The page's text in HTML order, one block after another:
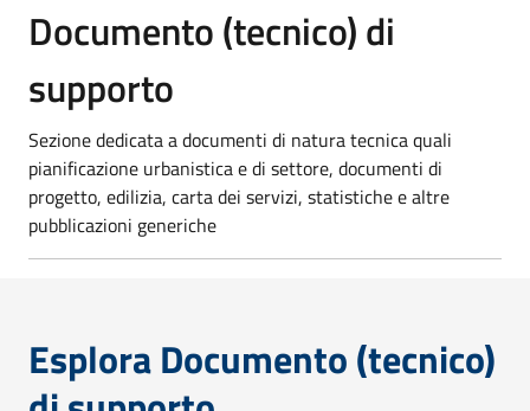
Documento (tecnico) di
supporto
Sezione dedicata a documenti di natura tecnica quali
pianificazione urbanistica e di settore, documenti di
progetto, edilizia, carta dei servizi, statistiche e altre
pubblicazioni generiche
Esplora Documento (tecnico)